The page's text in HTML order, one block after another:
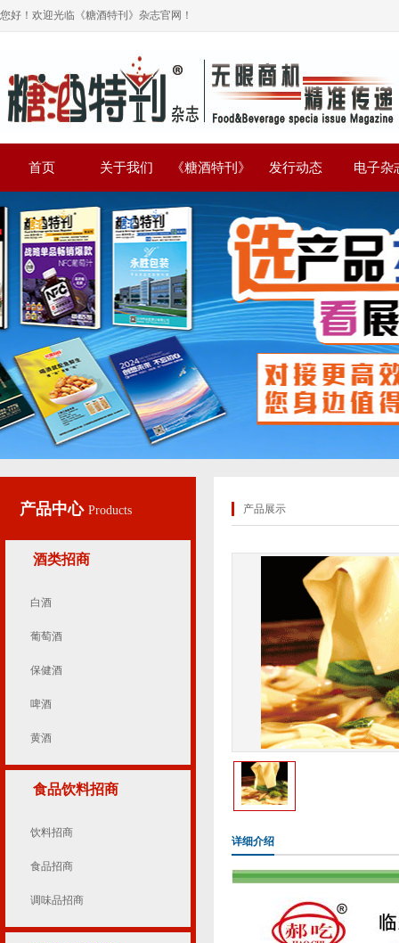
您好！欢迎光临《糖酒特刊》杂志官网！
首页 关于我们 《糖酒特刊》 发行动态 电子杂
产品中心 Products
酒类招商
白酒
葡萄酒
保健酒
啤酒
黄酒
食品饮料招商
饮料招商
食品招商
调味品招商
产品展示
详细介绍